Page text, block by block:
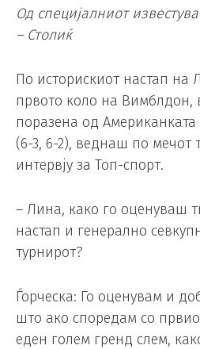
Од специјалниот
– Столиќ
По историскиот настап на
првото коло на Вимблдон,
поразена од
(6-3, 6-2), веднаш по мечот
интервју за Топ-спорт.
– Лина, како го оценуваш
настап и генерално
турнирот?
Ѓорческа: Го оценувам и
што ако споредам со
еден голем гренд слем,